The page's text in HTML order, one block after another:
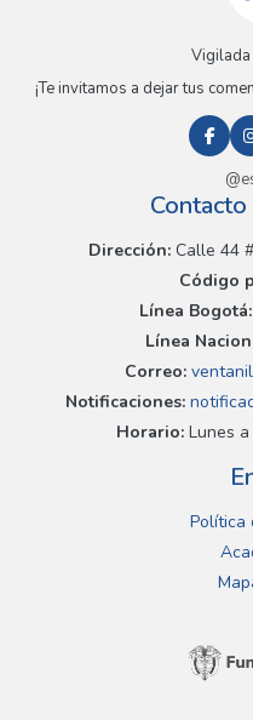
Vigilada
¡Te invitamos a dejar tus
Dirección:Calle 44 #
Código
Línea Bogotá:
Línea
Correo:
Notificaciones:
Horario:Lunes a
Política